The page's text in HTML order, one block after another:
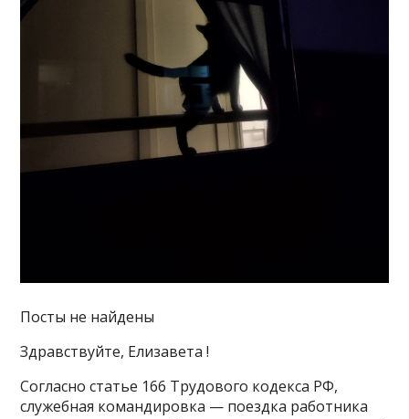
Посты не найдены
Здравствуйте, Елизавета !
Согласно статье 166 Трудового кодекса РФ,
служебная командировка — поездка работника